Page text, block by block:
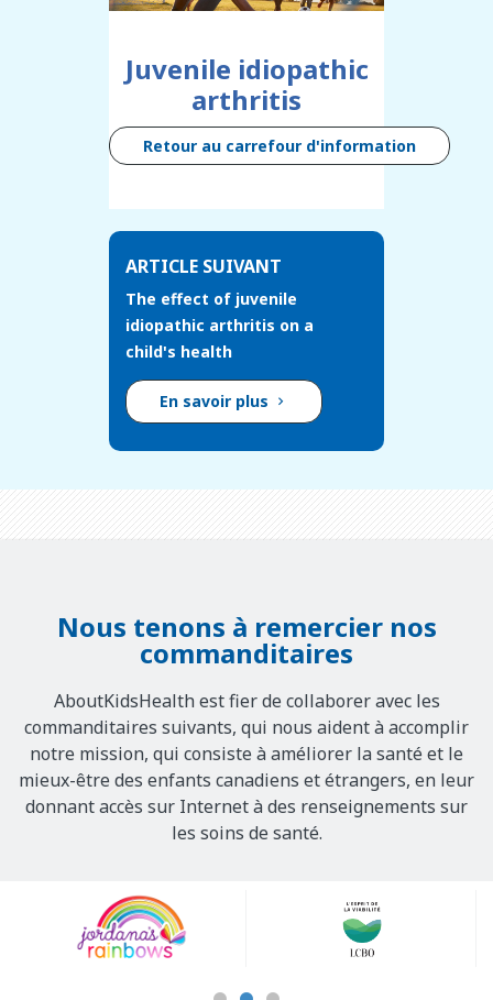
Juvenile idiopathic
arthritis
Retour au carrefour d'information
ARTICLE SUIVANT
The effect of juvenile
idiopathic arthritis on a
child's health
En savoir plus
Nous tenons à remercier nos
commanditaires
AboutKidsHealth est fier de collaborer avec les
commanditaires suivants, qui nous aident à accomplir
notre mission, qui consiste à améliorer la santé et le
mieux-être des enfants canadiens et étrangers, en leur
donnant accès sur Internet à des renseignements sur
les soins de santé.
Sponsors